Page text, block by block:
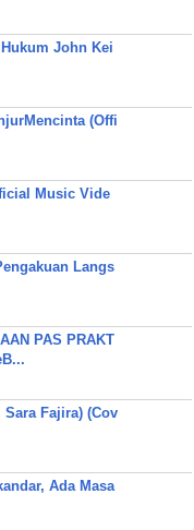
John Kei
(Offi
Music Vide
Langs
PAS PRAKT
Fajira) (Cov
Ada Masa